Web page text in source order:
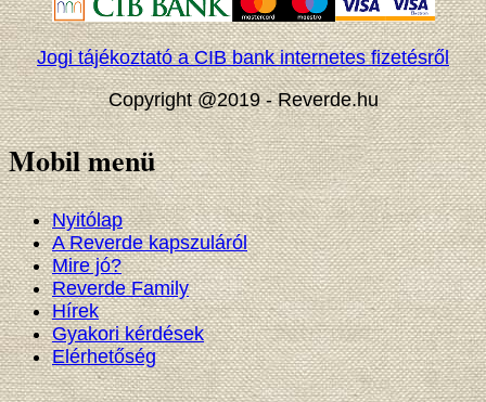
Jogi tájékoztató a CIB bank internetes fizetésről
Copyright @2019 - Reverde.hu
Mobil menü
Nyitólap
A Reverde kapszuláról
Mire jó?
Reverde Family
Hírek
Gyakori kérdések
Elérhetőség